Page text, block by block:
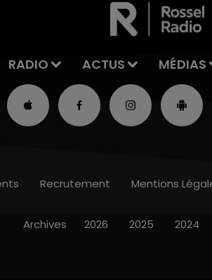
RADIO ACTUS MÉDIAS
Recrutement Mentions
Archives 2026 2025 2024